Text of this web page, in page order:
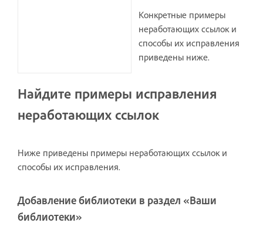
Конкретные примеры
неработающих ссылок и
способы их исправления
приведены ниже.
Найдите примеры исправления
неработающих ссылок
Ниже приведены примеры неработающих ссылок и
способы их исправления.
Добавление библиотеки в раздел «Ваши
библиотеки»